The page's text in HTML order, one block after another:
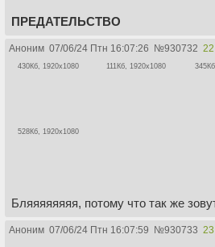
ПРЕДАТЕЛЬСТВО
Аноним 07/06/24 Птн 16:07:26 №930732 22
430Кб, 1920x1080 111Кб, 1920x1080
528Кб, 1920x1080
Бляяяяяяяя, потому что так же
Аноним 07/06/24 Птн 16:07:59 №930733 23